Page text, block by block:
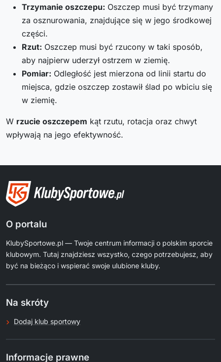
Trzymanie oszczepu: Oszczep musi być trzymany
za osznurowania, znajdujące się w jego środkowej
części.
Rzut: Oszczep musi być rzucony w taki sposób,
aby najpierw uderzył ostrzem w ziemię.
Pomiar: Odległość jest mierzona od linii startu do
miejsca, gdzie oszczep zostawił ślad po wbiciu się
w ziemię.
W rzucie oszczepem kąt rzutu, rotacja oraz chwyt
wpływają na jego efektywność.
O portalu
KlubySportowe.pl — Twoje centrum informacji o polskim sporcie
klubowym. Tutaj znajdziesz wszystko, czego potrzebujesz, aby
być na bieżąco i wspierać swoje ulubione kluby.
Na skróty
Dodaj klub sportowy
Informacje prawne